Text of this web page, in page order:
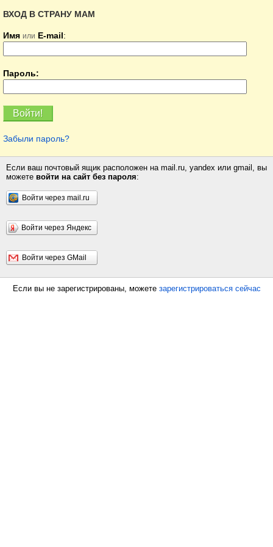
ВХОД В СТРАНУ МАМ
Имя или E-mail:
Пароль:
Забыли пароль?
Если ваш почтовый ящик расположен на mail.ru, yandex или gmail, вы
можете войти на сайт без пароля:
Войти через mail.ru
Войти через Яндекс
Войти через GMail
Если вы не зарегистрированы, можете зарегистрироваться сейчас